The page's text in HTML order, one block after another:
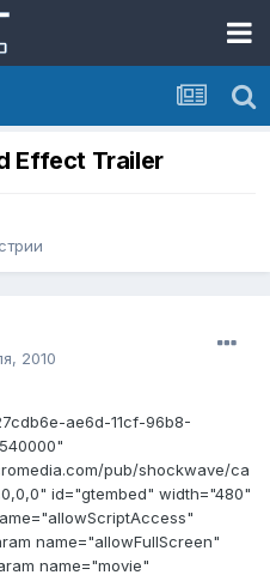
Effect Trailer
2010
ae6d-11cf-96b8-
pub/shockwave/ca
id="gtembed" width="480"
name="allowFullScreen"
name="movie"